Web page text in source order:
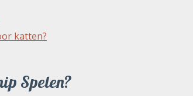
katten?
Spelen?